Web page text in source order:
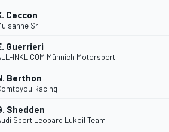
Ceccon
Srl
Guerrieri
INKL.COM Münnich Motorsport
Berthon
Racing
Shedden
Sport Leopard Lukoil Team